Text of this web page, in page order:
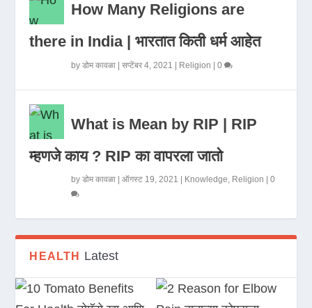
How Many Religions are
there in India | भारतात किती धर्म आहेत
byडोम कावळा |सप्टेंबर 4, 2021 Religion |0
What is Mean by RIP | RIP
म्हणजे काय ? RIP का वापरला जातो
byडोम कावळा |ऑगस्ट 19, 2021 Knowledge, Religion |0
HEALTH Latest